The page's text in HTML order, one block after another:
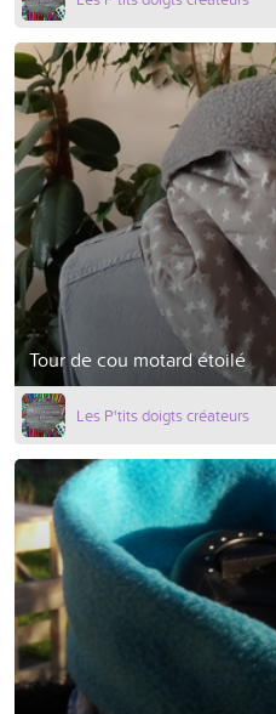
Tour de cou motard étoilé
Les P'tits doigts créateurs